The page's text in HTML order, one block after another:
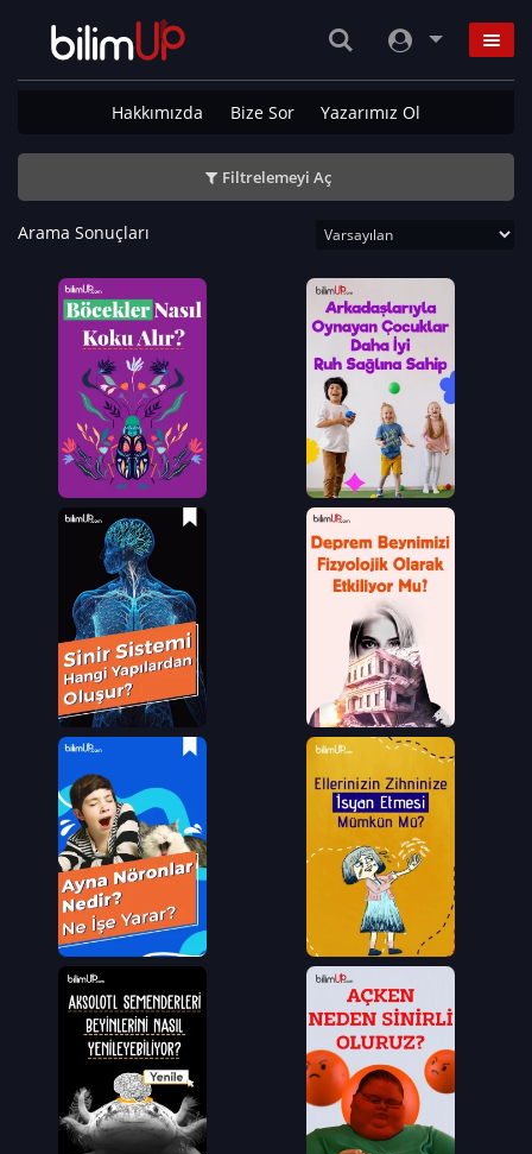
Hakkımızda Bize Sor Yazarımız Ol
Filtrelemeyi Aç
Arama Sonuçları